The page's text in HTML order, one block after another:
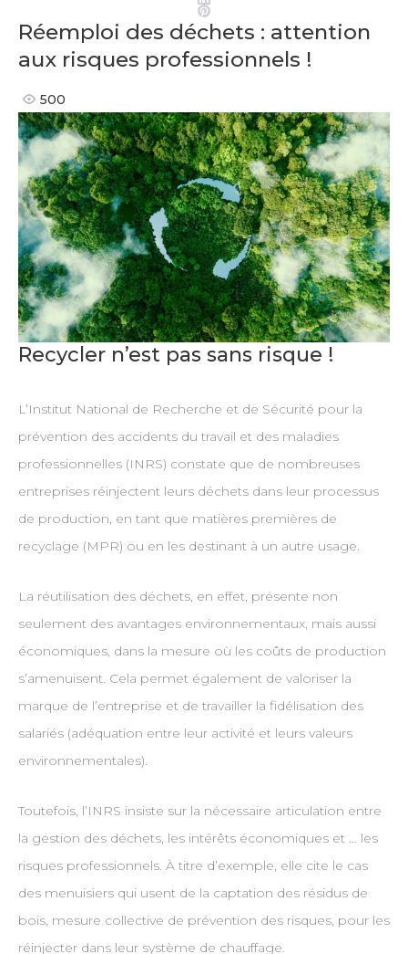
Pinterest
Réemploi des déchets : attention
aux risques professionnels !
500
Recycler n’est pas sans risque !
L’Institut National de Recherche et de Sécurité pour la
prévention des accidents du travail et des maladies
professionnelles (INRS) constate que de nombreuses
entreprises réinjectent leurs déchets dans leur processus
de production, en tant que matières premières de
recyclage (MPR) ou en les destinant à un autre usage.
La réutilisation des déchets, en effet, présente non
seulement des avantages environnementaux, mais aussi
économiques, dans la mesure où les coûts de production
s’amenuisent. Cela permet également de valoriser la
marque de l’entreprise et de travailler la fidélisation des
salariés (adéquation entre leur activité et leurs valeurs
environnementales).
Toutefois, l’INRS insiste sur la nécessaire articulation entre
la gestion des déchets, les intérêts économiques et … les
risques professionnels. À titre d’exemple, elle cite le cas
des menuisiers qui usent de la captation des résidus de
bois, mesure collective de prévention des risques, pour les
réinjecter dans leur système de chauffage.